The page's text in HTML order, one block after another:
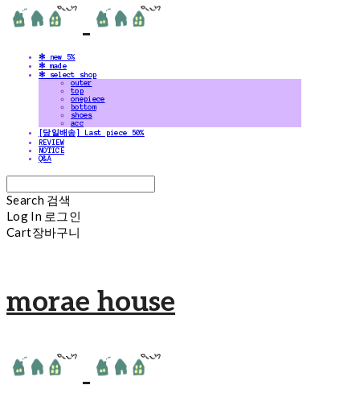
✻ new 5%
✻ made
✻ select shop
outer
top
onepiece
bottom
shoes
acc
[당일배송] Last piece 50%
REVIEW
NOTICE
Q&A
Search 검색
Log In 로그인
Cart장바구니
morae house